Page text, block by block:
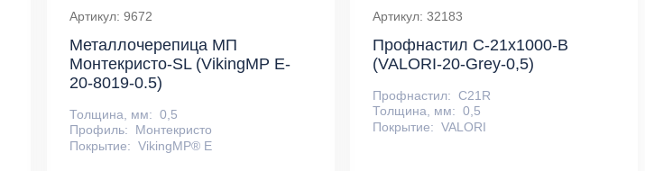
Артикул: 9672
Металлочерепица МП
Монтекристо-SL (VikingMP E-
20-8019-0.5)
Толщина, мм: 0,5
Профиль:
Монтекристо
Покрытие: VikingMP® E
Артикул: 32183
Профнастил С-21х1000-B
(VALORI-20-Grey-0,5)
Профнастил: С21R
Толщина, мм: 0,5
Покрытие: VALORI